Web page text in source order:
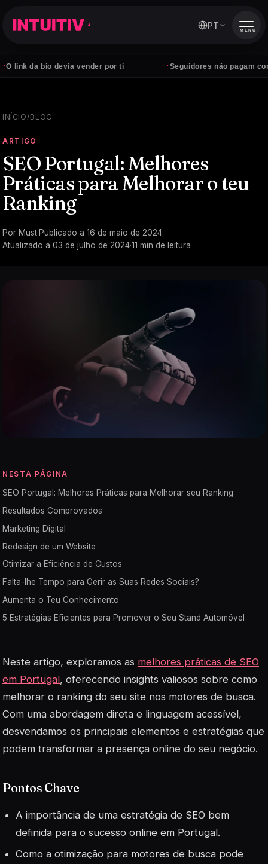
devia vender por ti Seguidores não pagam contas —
PT MENU
INÍCIO/BLOG
ARTIGO
SEO Portugal: Melhores
Práticas para Melhorar o teu
Ranking
Por Must·Publicado a 16 de maio de 2024·
Atualizado a 03 de julho de 2024·11 min de leitura
NESTA PÁGINA
SEO Portugal: Melhores Práticas para Melhorar seu Ranking
Resultados Comprovados
Marketing Digital
Redesign de um Website
Otimizar a Eficiência de Custos
Falta-lhe Tempo para Gerir as Suas Redes Sociais?
Aumenta o Teu Conhecimento
5 Estratégias Eficientes para Promover o Seu Stand Automóvel
Neste artigo, exploramos as melhores práticas de SEO
em Portugal, oferecendo insights valiosos sobre como
melhorar o ranking do seu site nos motores de busca.
Com uma abordagem direta e linguagem acessível,
desvendamos os principais elementos e estratégias que
podem transformar a presença online do seu negócio.
Pontos Chave
A importância de uma estratégia de SEO bem
definida para o sucesso online em Portugal.
Como a otimização para motores de busca pode